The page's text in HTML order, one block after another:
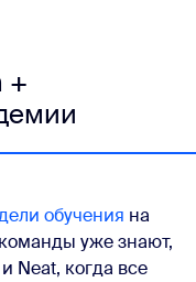
+
обучения на
уже знают,
Neat, когда все